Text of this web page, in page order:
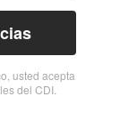
usted acepta
del CDI.